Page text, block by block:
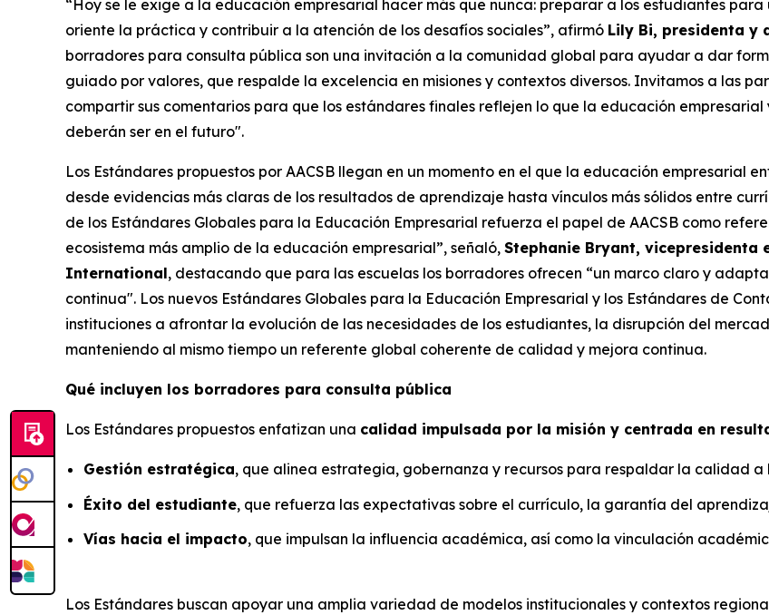
“Hoy se le exige a la educación empresarial hacer más que nunca: preparar a los estudiantes
oriente la práctica y contribuir a la atención de los desafíos sociales”, afirmó Lily Bi, presidenta y
borradores para consulta pública son una invitación a la comunidad global para ayudar a dar
guiado por valores, que respalde la excelencia en misiones y contextos diversos. Invitamos a las
compartir sus comentarios para que los estándares finales reflejen lo que la educación
deberán ser en el futuro".
Los Estándares propuestos por AACSB llegan en un momento en el que la educación empresarial
desde evidencias más claras de los resultados de aprendizaje hasta vínculos más sólidos entre
de los Estándares Globales para la Educación Empresarial refuerza el papel de AACSB como
ecosistema más amplio de la educación empresarial”, señaló, Stephanie Bryant, vicepresidenta
International, destacando que para las escuelas los borradores ofrecen “un marco claro y
continua". Los nuevos Estándares Globales para la Educación Empresarial y los Estándares de
instituciones a afrontar la evolución de las necesidades de los estudiantes, la disrupción del
manteniendo al mismo tiempo un referente global coherente de calidad y mejora continua.
Qué incluyen los borradores para consulta pública
Los Estándares propuestos enfatizan una calidad impulsada por la misión y centrada en
Gestión estratégica, que alinea estrategia, gobernanza y recursos para respaldar la calidad
Éxito del estudiante, que refuerza las expectativas sobre el currículo, la garantía del
Vías hacia el impacto, que impulsan la influencia académica, así como la vinculación
Los Estándares buscan apoyar una amplia variedad de modelos institucionales y contextos